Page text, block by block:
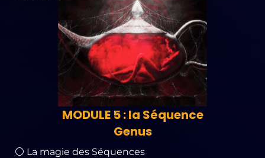
MODULE 5 : la Séquence
Genus
⚪ La magie des Séquences